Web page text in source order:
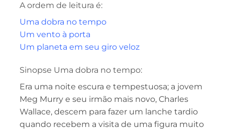
A ordem de leitura é:
Uma dobra no tempo
Um vento à porta
Um planeta em seu giro veloz
Sinopse Uma dobra no tempo:
Era uma noite escura e tempestuosa; a jovem
Meg Murry e seu irmão mais novo, Charles
Wallace, descem para fazer um lanche tardio
quando recebem a visita de uma figura muito